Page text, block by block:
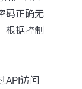
码正确无
根据控制
API访问